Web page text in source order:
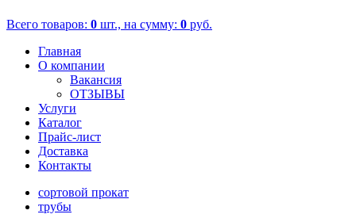
Всего товаров: 0 шт., на сумму: 0 руб.
Главная
О компании
Вакансия
ОТЗЫВЫ
Услуги
Каталог
Прайс-лист
Доставка
Контакты
сортовой прокат
трубы